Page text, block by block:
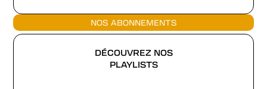
NOS ABONNEMENTS
DÉCOUVREZ NOS
PLAYLISTS